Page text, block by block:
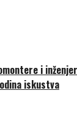
i
iskustva